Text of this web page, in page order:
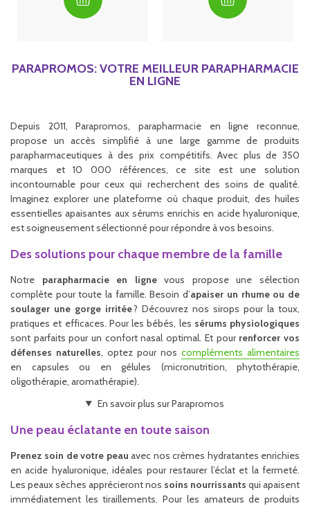
PARAPROMOS: VOTRE MEILLEUR PARAPHARMACIE
EN LIGNE
Depuis 2011, Parapromos, parapharmacie en ligne reconnue,
propose un accès simplifié à une large gamme de produits
parapharmaceutiques à des prix compétitifs. Avec plus de 350
marques et 10 000 références, ce site est une solution
incontournable pour ceux qui recherchent des soins de qualité.
Imaginez explorer une plateforme où chaque produit, des huiles
essentielles apaisantes aux sérums enrichis en acide hyaluronique,
est soigneusement sélectionné pour répondre à vos besoins.
Des solutions pour chaque membre de la famille
Notre parapharmacie en lignevous propose une sélection
complète pour toute la famille. Besoin d’apaiser un rhume ou de
soulager une gorge irritée? Découvrez nos sirops pour la toux,
pratiques et efficaces. Pour les bébés, les sérums physiologiques
sont parfaits pour un confort nasal optimal. Et pour renforcer vos
défenses naturelles, optez pour nos compléments alimentaires
en capsules ou en gélules (micronutrition, phytothérapie,
oligothérapie, aromathérapie).
En savoir plus sur Parapromos
Une peau éclatante en toute saison
Prenez soin de votre peau avec nos crèmes hydratantes enrichies
en acide hyaluronique, idéales pour restaurer l’éclat et la fermeté.
Les peaux sèches apprécieront nos soins nourrissants qui apaisent
immédiatement les tiraillements. Pour les amateurs de produits